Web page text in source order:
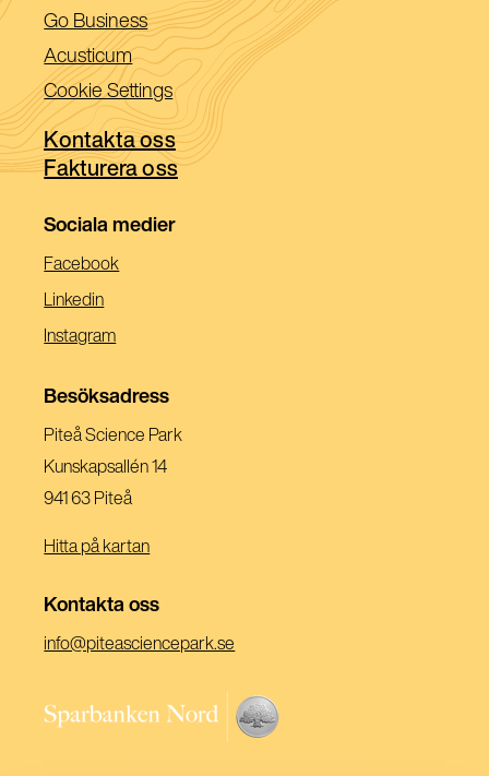
i
ett
nytt
fönster)
Go Business(Öppnas
i
ett
nytt
fönster)
Acusticum(Öppnas
i
ett
nytt
fönster)
Cookie Settings
Kontakta oss
Fakturera oss
Sociala medier
Facebook(Öppnas
Linkedin(Öppnas
Nytt
Instagram(Öppnas
Ett
Besöksadress
Piteå Science Park
Kunskapsallén 14
941 63 Piteå
Hitta på kartan
Kontakta oss
info@piteasciencepark.se
ett
nytt
(Öppnas